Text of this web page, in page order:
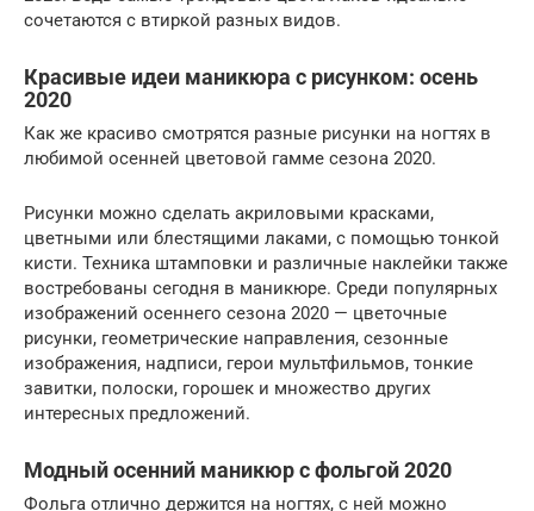
сочетаются с втиркой разных видов.
Красивые идеи маникюра с рисунком: осень
2020
Как же красиво смотрятся разные рисунки на ногтях в
любимой осенней цветовой гамме сезона 2020.
Рисунки можно сделать акриловыми красками,
цветными или блестящими лаками, с помощью тонкой
кисти. Техника штамповки и различные наклейки также
востребованы сегодня в маникюре. Среди популярных
изображений осеннего сезона 2020 — цветочные
рисунки, геометрические направления, сезонные
изображения, надписи, герои мультфильмов, тонкие
завитки, полоски, горошек и множество других
интересных предложений.
Модный осенний маникюр с фольгой 2020
Фольга отлично держится на ногтях, с ней можно